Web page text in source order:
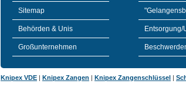
Sitemap
Behörden & Unis
Großunternehmen
Entsorgung/
Knipex VDE | Knipex Zangen | Knipex Zangenschlüssel |